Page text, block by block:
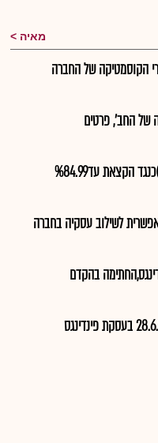
מאיה
הקוסמטיקה של החברה
של החב', פרטים
הקצאת עד%84.99
לשילוב עסקיה בחברה
בהקדם